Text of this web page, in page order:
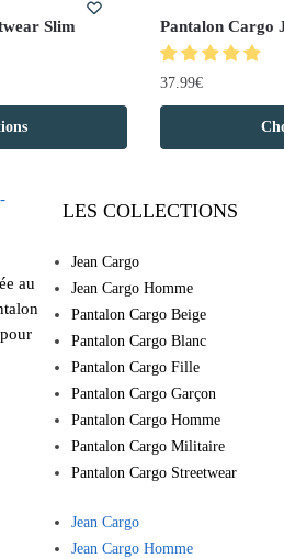
Slim Pantalon Cargo
37.99€
au
LES COLLECTIONS
Jean Cargo
Jean Cargo Homme
Pantalon Cargo Beige
Pantalon Cargo Blanc
Pantalon Cargo Fille
Pantalon Cargo Garçon
Pantalon Cargo Homme
Pantalon Cargo Militaire
Pantalon Cargo Streetwear
Jean Cargo
Jean Cargo Homme